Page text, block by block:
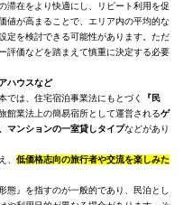
滞在をより快適にし、リピート利用を促
値が高まることで、エリア内の平均的な
定を検討できる可能性があります。ただ
評価などを踏まえて慎重に決定する必要
ハウスなど
では、住宅宿泊事業法にもとづく
『民
館業法上の簡易宿所として運営されるゲ
マンションの一室貸しタイプなどがあり
、低価格志向の旅行者や交流を楽しみた
態』を指すのが一般的であり、民泊とし